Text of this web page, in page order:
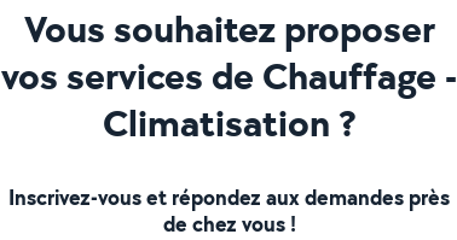
Vous souhaitez proposer
vos services de Chauffage -
Climatisation ?
Inscrivez-vous et répondez aux demandes près
de chez vous !